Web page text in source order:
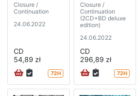
Closure /
Continuation
24.06.2022
CD
54,89 zł
72H
Closure /
Continuation
(2CD+BD deluxe
edition)
24.06.2022
CD
296,89 zł
72H